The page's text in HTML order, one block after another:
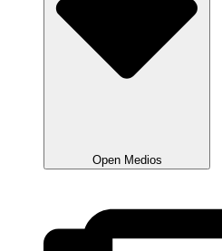
Open Medios